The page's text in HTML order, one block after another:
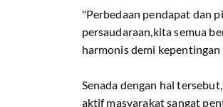
"Perbedaan pendapat dan
persaudaraan,kita semua
harmonis demi
Senada dengan hal
aktif masyarakat sangat